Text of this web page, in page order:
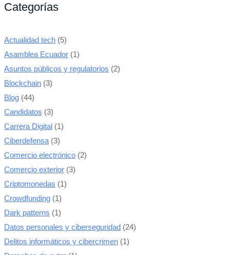
Categorías
Actualidad tech (5)
Asamblea Ecuador (1)
Asuntos públicos y regulatorios (2)
Blockchain (3)
Blog (44)
Candidatos (3)
Carrera Digital (1)
Ciberdefensa (3)
Comercio electrónico (2)
Comercio exterior (3)
Criptomonedas (1)
Crowdfunding (1)
Dark patterns (1)
Datos personales y ciberseguridad (24)
Delitos informáticos y cibercrimen (1)